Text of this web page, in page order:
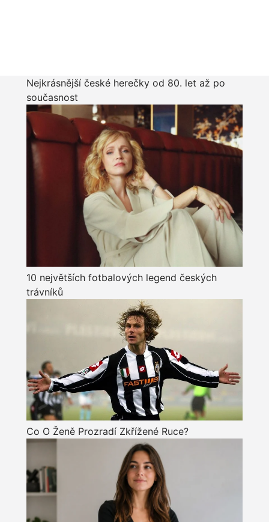
Nejkrásnější české herečky od 80. let až po
současnost
10 největších fotbalových legend českých
trávníků
Co O Ženě Prozradí Zkřížené Ruce?